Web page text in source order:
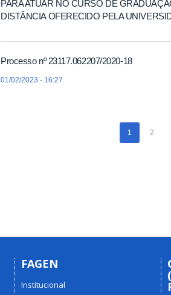
PARA ATUAR NO CURSO DE
DISTÂNCIA OFERECIDO PELA
Processo nº 23117.062207/2020-18
01/02/2023 - 16:27
1 2
FAGEN
Institucional